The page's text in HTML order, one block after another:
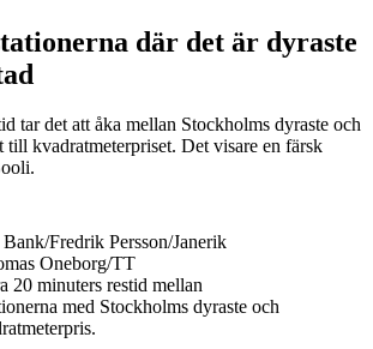
där det är dyraste
tar det att åka mellan Stockholms dyraste och
till kvadratmeterpriset. Det visare en färsk
Fredrik Persson/Janerik
Oneborg/TT
20 minuters restid mellan
med Stockholms dyraste och